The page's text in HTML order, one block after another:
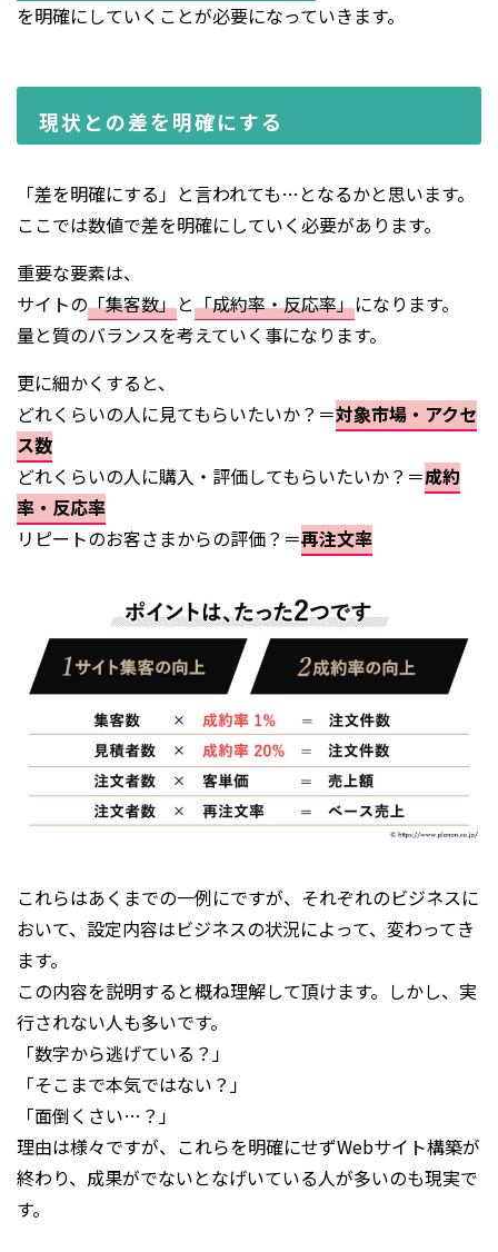
を明確にしていくことが必要になっていきます。
現状との差を明確にする
「差を明確にする」と言われても…となるかと思います。
ここでは数値で差を明確にしていく必要があります。
重要な要素は、
サイトの「集客数」と「成約率・反応率」になります。
量と質のバランスを考えていく事になります。
更に細かくすると、
どれくらいの人に見てもらいたいか？＝対象市場・アクセ
ス数
どれくらいの人に購入・評価してもらいたいか？＝成約
率・反応率
リピートのお客さまからの評価？＝再注文率
これらはあくまでの一例にですが、それぞれのビジネスに
おいて、設定内容はビジネスの状況によって、変わってき
ます。
この内容を説明すると概ね理解して頂けます。しかし、実
行されない人も多いです。
「数字から逃げている？」
「そこまで本気ではない？」
「面倒くさい…？」
理由は様々ですが、これらを明確にせずWebサイト構築が
終わり、成果がでないとなげいている人が多いのも現実で
す。